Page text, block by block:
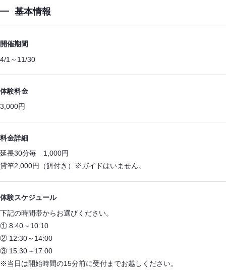
基本情報
開催期間
4/1～11/30
体験料金
3,000円
料金詳細
延長30分毎 1,000円
貸竿2,000円（餌付き）※ガイドはいません。
体験スケジュール
下記の時間帯からお選びください。
① 8:40～10:10
② 12:30～14:00
③ 15:30～17:00
※当日は開始時間の15分前に受付までお越しください。